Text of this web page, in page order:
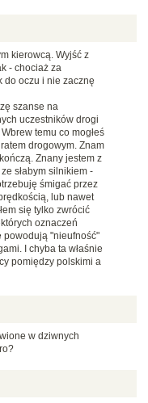
kierowcą. Wyjść z
- chociaż za
do oczu i nie zacznę
szanse na
uczestników drogi
temu co mogłeś
drogowym. Znam
Znany jestem z
słabym silnikiem -
śmigać przez
lub nawet
się tylko zwrócić
oznaczeń
powodują "nieufność"
I chyba ta właśnie
pomiędzy polskimi a
w dziwnych